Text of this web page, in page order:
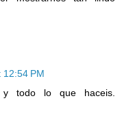
PM
y todo lo que haceis.